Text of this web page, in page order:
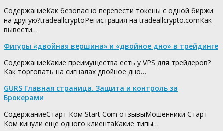
СодержаниеКак безопасно перевести токены с одной биржи
на другую?tradeallcryptoРегистрация на tradeallcrypto.comКак
вывести…
Фигуры «двойная вершина» и «двойное дно» в трейдинге
СодержаниеКакие преимущества есть у VPS для трейдеров?
Как торговать на сигналах двойное дно…
GURS Главная страница. Защита и контроль за
Брокерами
СодержаниеСтарт Ком Start Com отзывыМошенники Старт
Ком кинули еще одного клиентаКакие типы…